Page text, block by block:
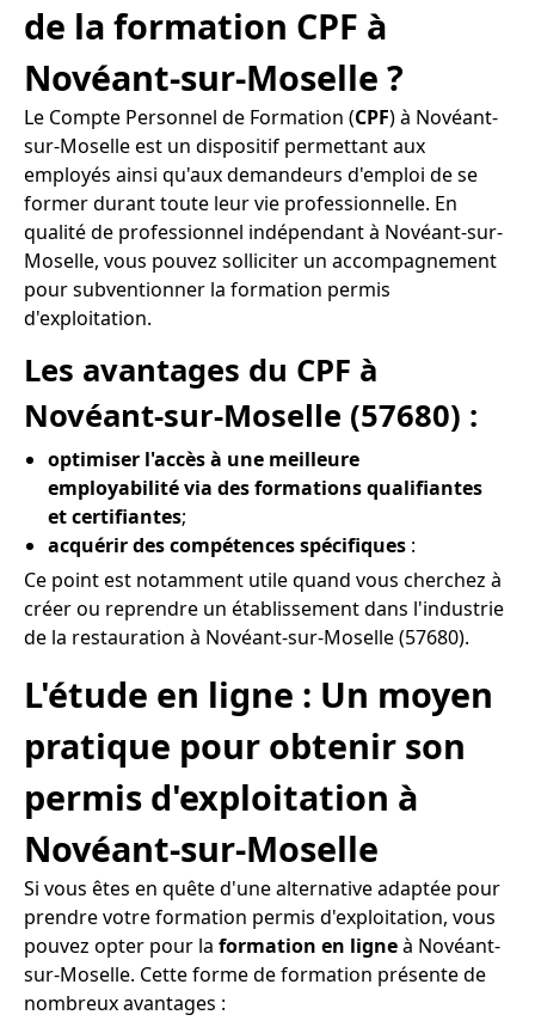
de la formation CPF à
Novéant-sur-Moselle ?
Le Compte Personnel de Formation (CPF) à Novéant-
sur-Moselle est un dispositif permettant aux
employés ainsi qu'aux demandeurs d'emploi de se
former durant toute leur vie professionnelle. En
qualité de professionnel indépendant à Novéant-sur-
Moselle, vous pouvez solliciter un accompagnement
pour subventionner la formation permis
d'exploitation.
Les avantages du CPF à
Novéant-sur-Moselle (57680) :
optimiser l'accès à une meilleure
employabilité via des formations qualifiantes
et certifiantes;
acquérir des compétences spécifiques :
Ce point est notamment utile quand vous cherchez à
créer ou reprendre un établissement dans l'industrie
de la restauration à Novéant-sur-Moselle (57680).
L'étude en ligne : Un moyen
pratique pour obtenir son
permis d'exploitation à
Novéant-sur-Moselle
Si vous êtes en quête d'une alternative adaptée pour
prendre votre formation permis d'exploitation, vous
pouvez opter pour la formation en ligneà Novéant-
sur-Moselle. Cette forme de formation présente de
nombreux avantages :